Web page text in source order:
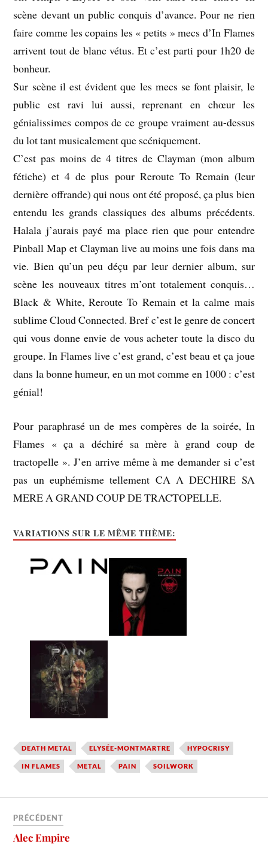
scène devant un public conquis d’avance. Pour ne rien
faire comme les copains les « petits » mecs d’In Flames
arrivent tout de blanc vétus. Et c’est parti pour 1h20 de
bonheur.
Sur scène il est évident que les mecs se font plaisir, le
public est ravi lui aussi, reprenant en chœur les
génialissimes compos de ce groupe vraiment au-dessus
du lot tant musicalement que scéniquement.
C’est pas moins de 4 titres de Clayman (mon album
fétiche) et 4 de plus pour Reroute To Remain (leur
dernière offrande) qui nous ont été proposé, ça plus bien
entendu les grands classiques des albums précédents.
Halala j’aurais payé ma place rien que pour entendre
Pinball Map et Clayman live au moins une fois dans ma
vie. Bien qu’un peu déçu par leur dernier album, sur
scène les nouveaux titres m’ont totalement conquis…
Black & White, Reroute To Remain et la calme mais
sublime Cloud Connected. Bref c’est le genre de concert
qui vous donne envie de vous acheter toute la disco du
groupe. In Flames live c’est grand, c’est beau et ça joue
dans la bonne humeur, en un mot comme en 1000 : c’est
génial!
Pour paraphrasé un de mes compères de la soirée, In
Flames « ça a déchiré sa mère à grand coup de
tractopelle ». J’en arrive même à me demander si c’est
pas un euphémisme tellement CA A DECHIRE SA
MERE A GRAND COUP DE TRACTOPELLE.
VARIATIONS SUR LE MÊME THÈME:
DEATH METAL ELYSÉE-MONTMARTRE HYPOCRISY
IN FLAMES METAL PAIN SOILWORK
PRÉCÉDENT
Alec Empire